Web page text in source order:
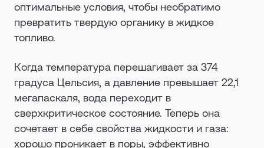
оптимальные условия, чтобы необратимо
превратить твердую органику в жидкое
топливо.
Когда температура перешагивает за 374
градуса Цельсия, а давление превышает 22,1
мегапаскаля, вода переходит в
сверхкритическое состояние. Теперь она
сочетает в себе свойства жидкости и газа:
хорошо проникает в поры, эффективно